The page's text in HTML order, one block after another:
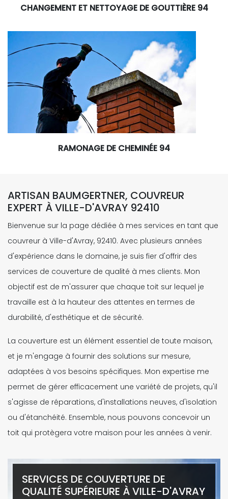
CHANGEMENT ET NETTOYAGE DE GOUTTIÈRE 94
RAMONAGE DE CHEMINÉE 94
ARTISAN BAUMGERTNER, COUVREUR
EXPERT À VILLE-D'AVRAY 92410
Bienvenue sur la page dédiée à mes services en tant que
couvreur à Ville-d'Avray, 92410. Avec plusieurs années
d'expérience dans le domaine, je suis fier d'offrir des
services de couverture de qualité à mes clients. Mon
objectif est de m'assurer que chaque toit sur lequel je
travaille est à la hauteur des attentes en termes de
durabilité, d'esthétique et de sécurité.
La couverture est un élément essentiel de toute maison,
et je m'engage à fournir des solutions sur mesure,
adaptées à vos besoins spécifiques. Mon expertise me
permet de gérer efficacement une variété de projets, qu'il
s'agisse de réparations, d'installations neuves, d'isolation
ou d'étanchéité. Ensemble, nous pouvons concevoir un
toit qui protègera votre maison pour les années à venir.
SERVICES DE COUVERTURE DE
QUALITÉ SUPÉRIEURE À VILLE-D'AVRAY